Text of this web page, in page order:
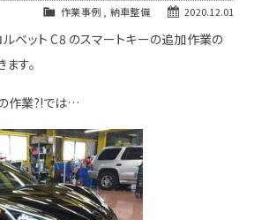
2020.12.01
作業事例 , 納車整備
ベット C8 のスマートキーの追加作業の
す。
作業⁈では…